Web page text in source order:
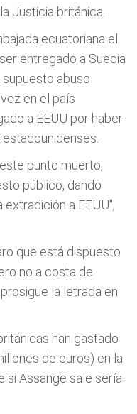
Justicia británica.
ecuatoriana el
entregado a Suecia
abuso
en el país
a EEUU por haber
punto muerto,
público, dando
a EEUU",
que está dispuesto
no a costa de
la letrada en
han gastado
de euros) en la
si Assange sale sería